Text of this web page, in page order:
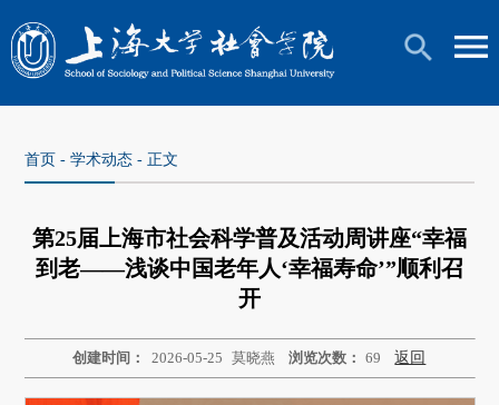
首页 -学术动态 - 正文
第25届上海市社会科学普及活动周讲座“幸福
到老——浅谈中国老年人‘幸福寿命’”顺利召
开
创建时间：2026-05-25 莫晓燕 浏览次数： 69 返回